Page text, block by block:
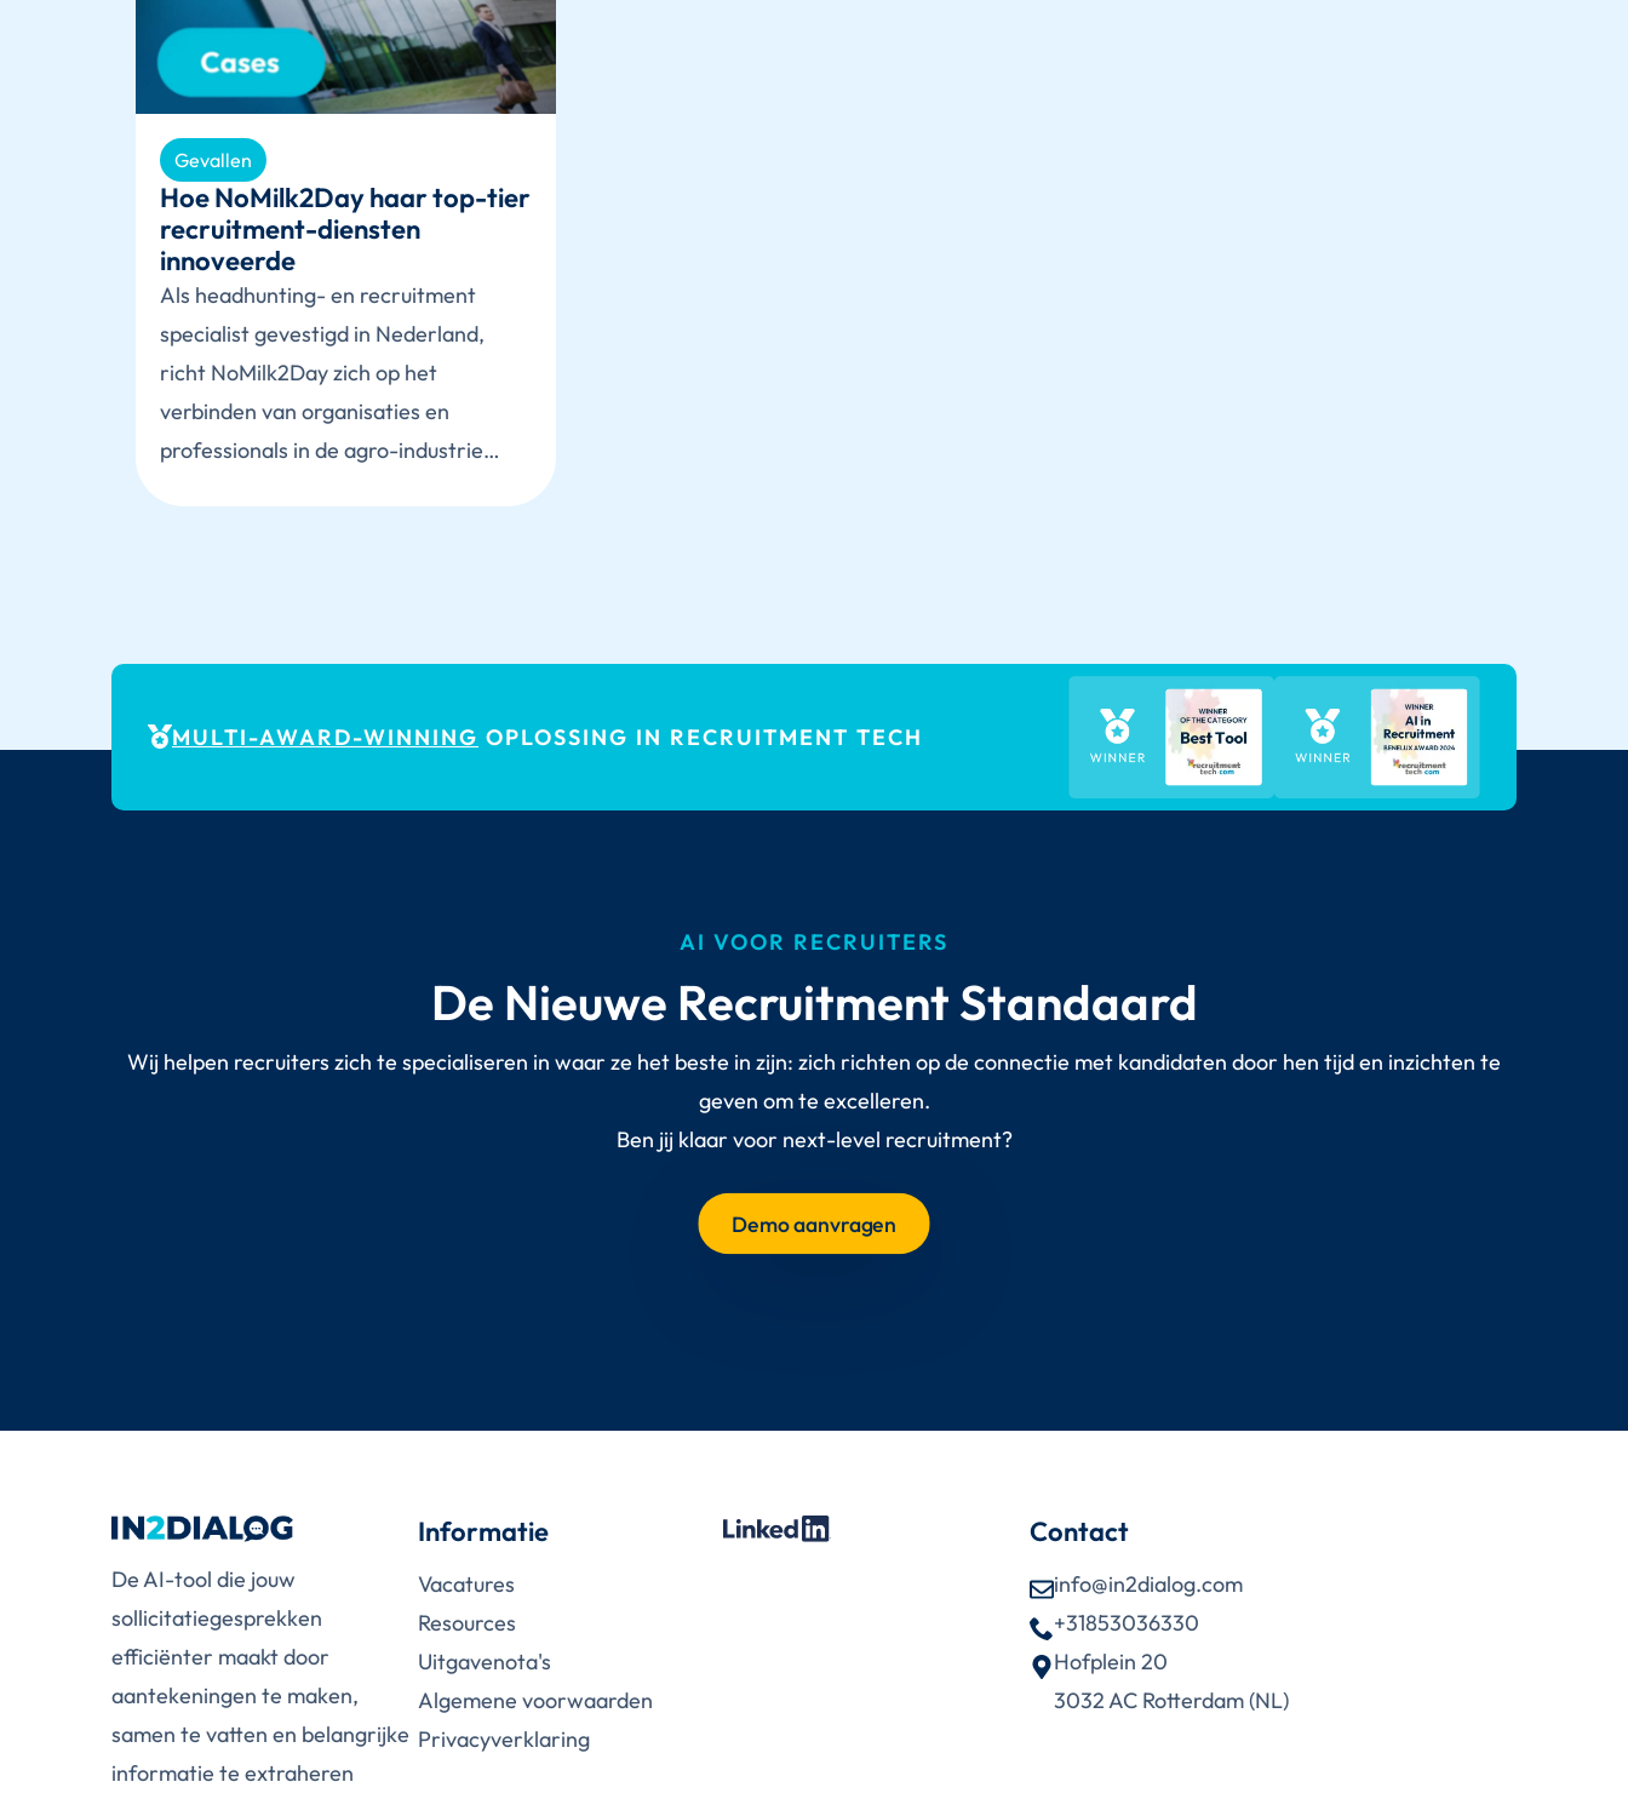
Gevallen
Hoe NoMilk2Day haar top-tier
recruitment-diensten
innoveerde
Als headhunting- en recruitment
specialist gevestigd in Nederland,
richt NoMilk2Day zich op het
verbinden van organisaties en
professionals in de agro-industrie…
MULTI-AWARD-WINNING OPLOSSING IN RECRUITMENT TECH
AI VOOR RECRUITERS
De Nieuwe Recruitment Standaard
Wij helpen recruiters zich te specialiseren in waar ze het beste in zijn: zich richten op de connectie met kandidaten door hen tijd en inzichten te
geven om te excelleren.
Ben jij klaar voor next-level recruitment?
Demo aanvragen
De AI-tool die jouw
sollicitatiegesprekken
efficiënter maakt door
aantekeningen te maken,
samen te vatten en belangrijke
informatie te extraheren
Informatie
Vacatures
Resources
Uitgavenota's
Algemene voorwaarden
Privacy­­­­­verklaring­
Contact
info@in2dialog.com
+31853036330
Hofplein 20
3032 AC Rotterdam (NL)